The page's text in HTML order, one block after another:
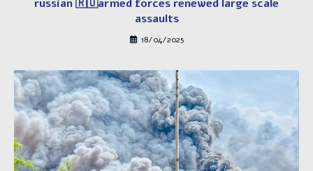
russian 🇷🇺armed forces renewed large scale
assaults
18/04/2025